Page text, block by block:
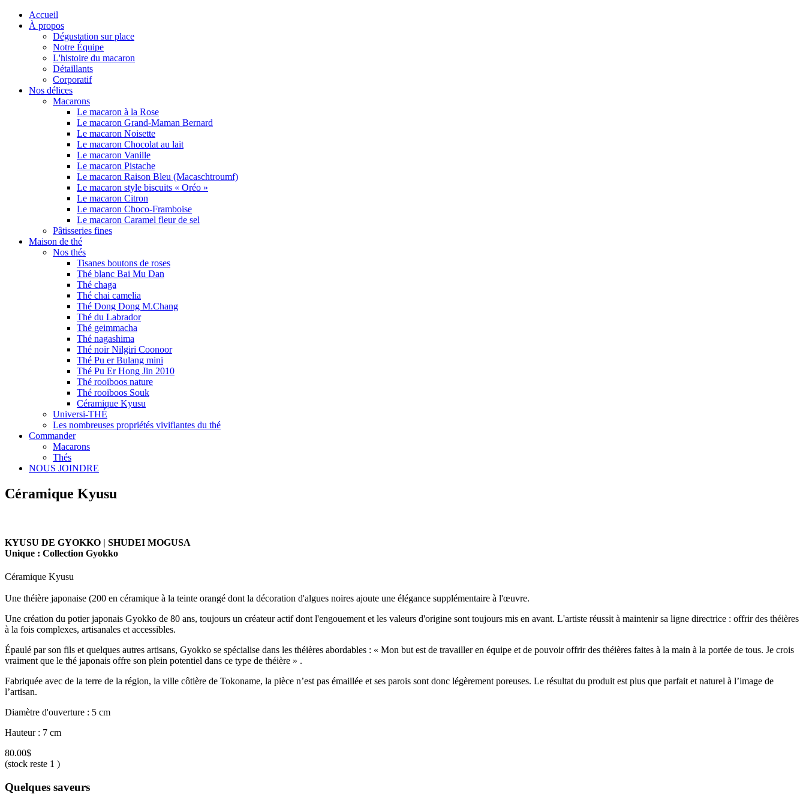
Accueil
À propos
Dégustation sur place
Notre Équipe
L'histoire du macaron
Détaillants
Corporatif
Nos délices
Macarons
Le macaron à la Rose
Le macaron Grand-Maman Bernard
Le macaron Noisette
Le macaron Chocolat au lait
Le macaron Vanille
Le macaron Pistache
Le macaron Raison Bleu (Macaschtroumf)
Le macaron style biscuits « Oréo »
Le macaron Citron
Le macaron Choco-Framboise
Le macaron Caramel fleur de sel
Pâtisseries fines
Maison de thé
Nos thés
Tisanes boutons de roses
Thé blanc Bai Mu Dan
Thé chaga
Thé chai camelia
Thé Dong Dong M.Chang
Thé du Labrador
Thé geimmacha
Thé nagashima
Thé noir Nilgiri Coonoor
Thé Pu er Bulang mini
Thé Pu Er Hong Jin 2010
Thé rooiboos nature
Thé rooiboos Souk
Céramique Kyusu
Universi-THÉ
Les nombreuses propriétés vivifiantes du thé
Commander
Macarons
Thés
NOUS JOINDRE
Céramique Kyusu
KYUSU DE GYOKKO | SHUDEI MOGUSA
Unique : Collection Gyokko
Céramique Kyusu
Une théière japonaise (200 en céramique à la teinte orangé dont la décoration d'algues noires ajoute une élégance supplémentaire à l'œuvre.
Une création du potier japonais Gyokko de 80 ans, toujours un créateur actif dont l'engouement et les valeurs d'origine sont toujours mis en avant. L'artiste réussit à maintenir sa ligne directrice : offrir des théières
à la fois complexes, artisanales et accessibles.
Épaulé par son fils et quelques autres artisans, Gyokko se spécialise dans les théières abordables : « Mon but est de travailler en équipe et de pouvoir offrir des théières faites à la main à la portée de tous. Je crois
vraiment que le thé japonais offre son plein potentiel dans ce type de théière » .
Fabriquée avec de la terre de la région, la ville côtière de Tokoname, la pièce n’est pas émaillée et ses parois sont donc légèrement poreuses. Le résultat du produit est plus que parfait et naturel à l’image de
l’artisan.
Diamètre d'ouverture : 5 cm
Hauteur : 7 cm
80.00$
(stock reste 1 )
Quelques saveurs